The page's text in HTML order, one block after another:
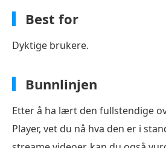
Best for
Dyktige brukere.
Bunnlinjen
Etter å ha lært den fullstendige
Player, vet du nå hva den er i